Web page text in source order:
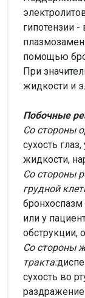
гипотензии
помощью
При
жидкости и
Побочные
Со стороны
сухость
жидкости,
Со стороны
грудной
или у
обструкции,
Со стороны
тракта:
сухость во